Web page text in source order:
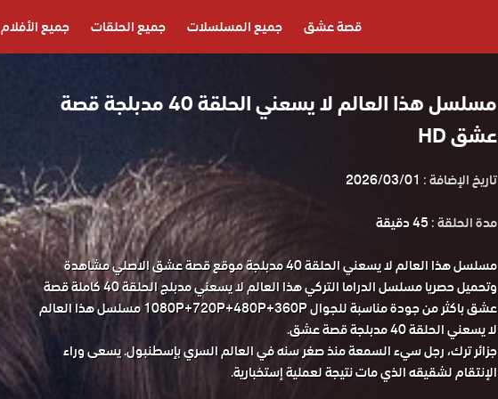
قصة عشق جميع المسلسلات جميع الحلقات جميع الأفلام
مسلسل هذا العالم لا يسعني الحلقة 40 مدبلجة قصة
عشق HD
تاريخ الإضافة : 2026/03/01
مدة الحلقة :45 دقيقة
مسلسل هذا العالم لا يسعني الحلقة 40 مدبلجة موقع قصة عشق الاصلي مشاهدة
وتحميل حصريا مسلسل الدراما التركي هذا العالم لا يسعني مدبلج الحلقة 40 كاملة قصة
عشق باكثر من جودة مناسبة للجوال 1080P+720P+480P+360P مسلسل هذا العالم
لا يسعني الحلقة 40 مدبلجة قصة عشق.
جزائر ترك، رجل سيء السمعة منذ صغر سنه في العالم السري بإسطنبول. يسعى وراء
الإنتقام لشقيقه الذي مات نتيجة لعملية إستخبارية.